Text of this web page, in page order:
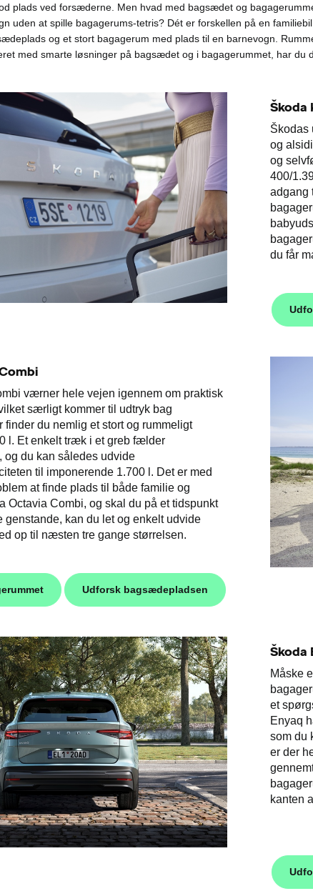
plads ved forsæderne. Men hvad med bagsædet og
uden at spille bagagerums-tetris? Dét er forskellen på en
og et stort bagagerum med plads til en barnevogn.
med smarte løsninger på bagsædet og i bagagerummet, har du
Škoda
Škodas
og
og
400/
adgang
du får
værner hele vejen igennem om praktisk
særligt kommer til udtryk bag
du nemlig et stort og rummeligt
l. Et enkelt træk i et greb fælder
og du kan således udvide
til imponerende 1.700 l. Det er med
at finde plads til både familie og
Octavia Combi, og skal du på et tidspunkt
genstande, kan du let og enkelt udvide
op til næsten tre gange størrelsen.
Udforsk bagsædepladsen
Škoda
Måske
et
Enyaq
som du
er der
kanten